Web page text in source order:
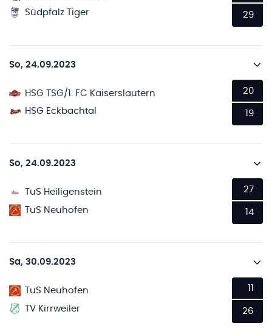
Südpfalz Tiger
29
So, 24.09.2023
HSG TSG/1. FC Kaiserslautern
HSG Eckbachtal
20
19
So, 24.09.2023
TuS Heiligenstein
TuS Neuhofen
27
14
Sa, 30.09.2023
TuS Neuhofen
TV Kirrweiler
26